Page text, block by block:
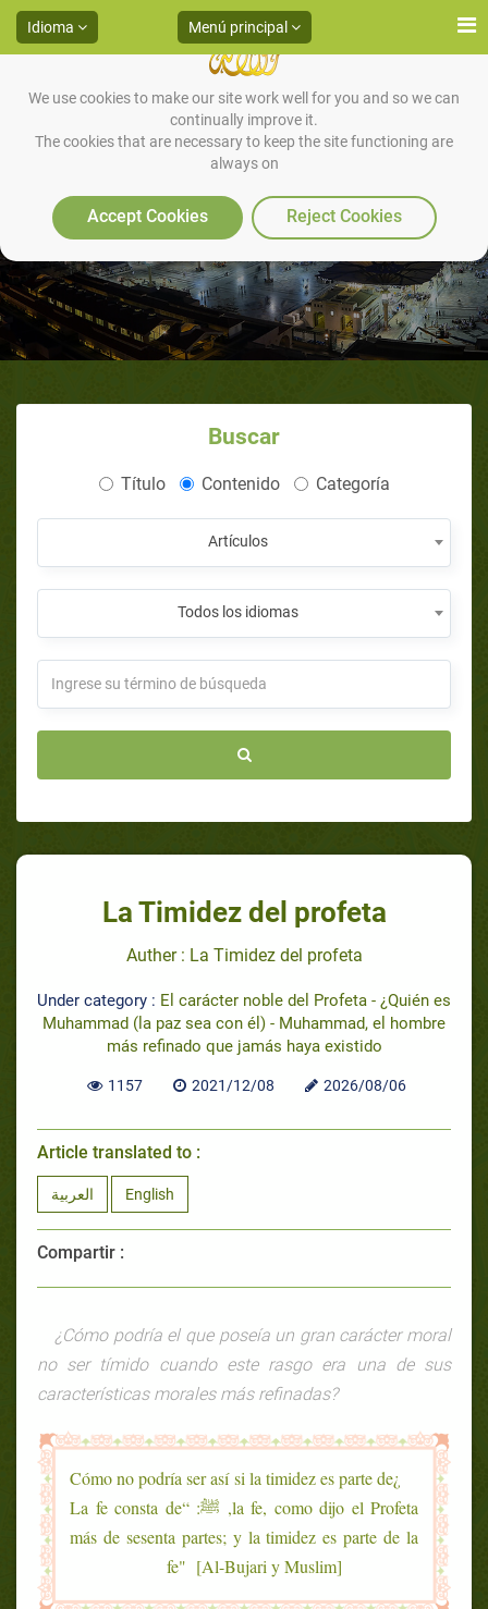
We use cookies to make our site work well for you and so we can
continually improve it.
The cookies that are necessary to keep the site functioning are
always on
Accept Cookies Reject Cookies
Idioma Menú principal
La Timidez del profeta
Buscar
Título Contenido Categoría
Artículos
Todos los idiomas
La Timidez del profeta
Auther : La Timidez del profeta
Under category : El carácter noble del Profeta - ¿Quién es
Muhammad (la paz sea con él) - Muhammad, el hombre
más refinado que jamás haya existido
1157 2021/12/08 2026/08/06
Article translated to :
العربية English
Compartir :
¿Cómo podría el que poseía un gran carácter moral
no ser tímido cuando este rasgo era una de sus
características morales más refinadas?
¿Cómo no podría ser así si la timidez es parte de
la fe, como dijo el Profeta, ﷺ: “La fe consta de
más de sesenta partes; y la timidez es parte de la
fe" [Al-Bujari y Muslim]